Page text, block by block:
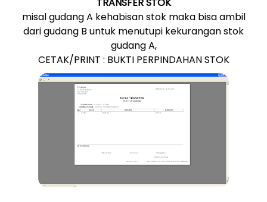
misal gudang A kehabisan stok maka bisa ambil
dari gudang B untuk menutupi kekurangan stok
gudang A,
CETAK/PRINT : BUKTI PERPINDAHAN STOK